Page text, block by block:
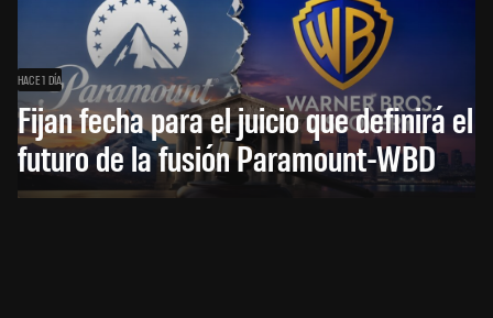
HACE 1 DÍA
Fijan fecha para el juicio que definirá el
futuro de la fusión Paramount-WBD